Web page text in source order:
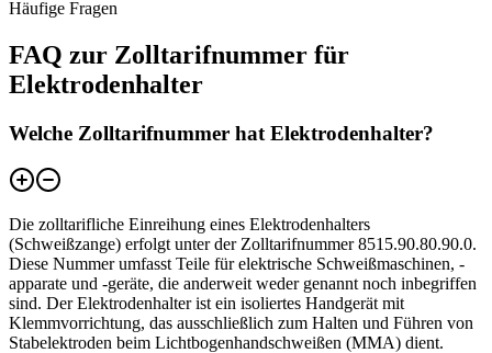
Häufige Fragen
FAQ zur Zolltarifnummer für
Elektrodenhalter
Welche Zolltarifnummer hat Elektrodenhalter?
Die zolltarifliche Einreihung eines Elektrodenhalters
(Schweißzange) erfolgt unter der Zolltarifnummer 8515.90.80.90.0.
Diese Nummer umfasst Teile für elektrische Schweißmaschinen, -
apparate und -geräte, die anderweit weder genannt noch inbegriffen
sind. Der Elektrodenhalter ist ein isoliertes Handgerät mit
Klemmvorrichtung, das ausschließlich zum Halten und Führen von
Stabelektroden beim Lichtbogenhandschweißen (MMA) dient.